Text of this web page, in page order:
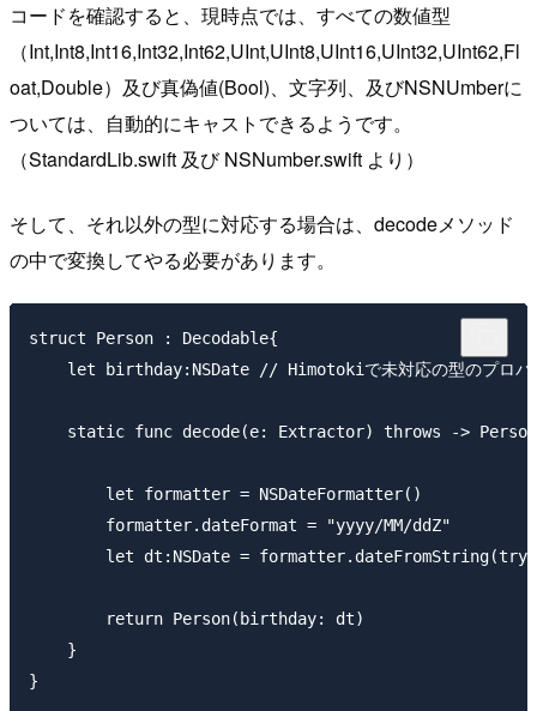
コードを確認すると、現時点では、すべての数値型
（Int,Int8,Int16,Int32,Int62,UInt,UInt8,UInt16,UInt32,UInt62,Fl
oat,Double）及び真偽値(Bool)、文字列、及びNSNUmberに
ついては、自動的にキャストできるようです。
（StandardLib.swift 及び NSNumber.swift より）
そして、それ以外の型に対応する場合は、decodeメソッド
の中で変換してやる必要があります。
struct Person : Decodable{
let birthday:NSDate // Himotokiで未対応の型のプロパ
static func decode(e: Extractor) throws ->
        let formatter = NSDateFormatter()
        formatter.dateFormat = "yyyy/MM/ddZ"
let dt:NSDate = formatter.dateFromString(try
        return Person(birthday: dt)
    }